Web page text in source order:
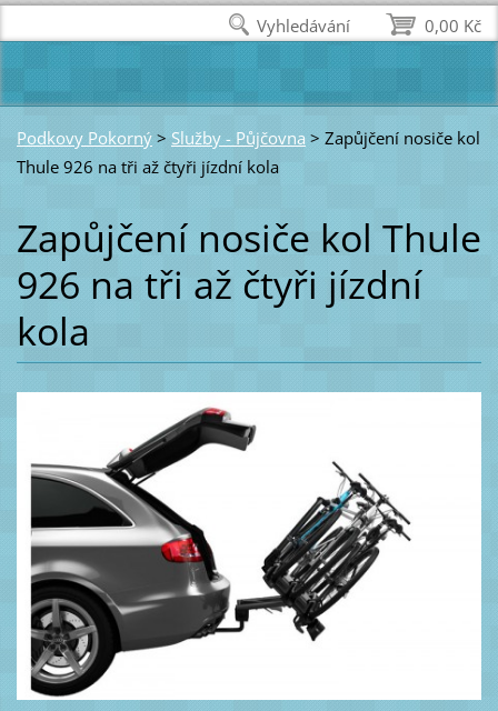
Podkovy Pokorný > Služby - Půjčovna > Zapůjčení nosiče kol
Thule 926 na tři až čtyři jízdní kola
Zapůjčení nosiče kol Thule
926 na tři až čtyři jízdní
kola
0,00 Kč
Vyhledávání